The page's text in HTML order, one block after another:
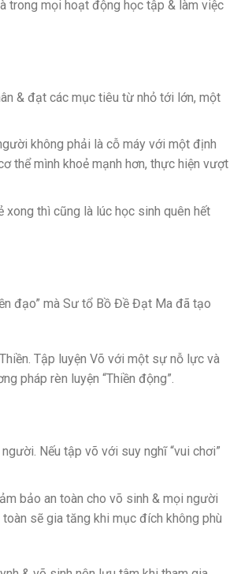
trong mọi hoạt động học tập & làm việc
& đạt các mục tiêu từ nhỏ tới lớn, một
không phải là cỗ máy với một định
thể mình khoẻ mạnh hơn, thực hiện vượt
xong thì cũng là lúc học sinh quên hết
đạo” mà Sư tổ Bồ Đề Đạt Ma đã tạo
Tập luyện Võ với một sự nỗ lực và
pháp rèn luyện “Thiền động”.
Nếu tập võ với suy nghĩ “vui chơi”
bảo an toàn cho võ sinh & mọi người
sẽ gia tăng khi mục đích không phù